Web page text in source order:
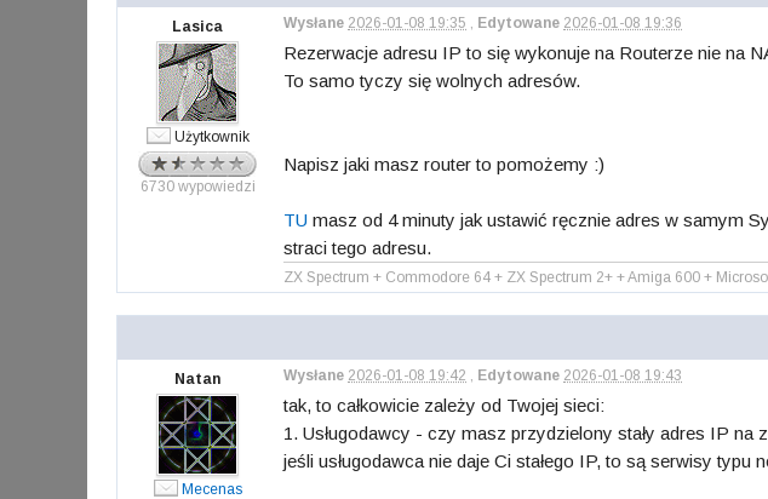
Lasica
Użytkownik
6730 wypowiedzi
Wysłane 2026-01-08 19:35 , Edytowane 2026-01-08 19:36
Rezerwacje adresu IP to się wykonuje na Routerze nie na
To samo tyczy się wolnych adresów.
Napisz jaki masz router to pomożemy :)
TU masz od 4 minuty jak ustawić ręcznie adres w samym
straci tego adresu.
ZX Spectrum + Commodore 64 + ZX Spectrum 2+ + Amiga 600 +
Natan
Mecenas
Wysłane 2026-01-08 19:42 , Edytowane 2026-01-08 19:43
tak, to całkowicie zależy od Twojej sieci:
1. Usługodawcy - czy masz przydzielony stały adres IP
jeśli usługodawca nie daje Ci stałego IP, to są serwisy